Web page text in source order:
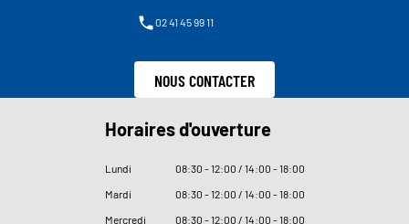
02 41 45 99 11
NOUS CONTACTER
Horaires d'ouverture
Lundi 08:30 - 12:00 / 14:00 - 18:00
Mardi
08:30 - 12:00 / 14:00 - 18:00
Mercredi
08:30 - 12:00 / 14:00 - 18:00